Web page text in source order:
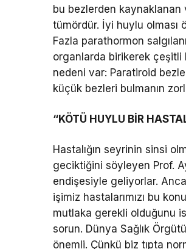
bu bezlerden
tümördür. İyi huylu olması
Fazla parathormon
organlarda birikerek çeşitli
nedeni var: Paratiroid
küçük bezleri bulmanın
“KÖTÜ HUYLU BİR
Hastalığın seyrinin sinsi
geciktiğini söyleyen Prof.
endişesiyle geliyorlar.
işimiz hastalarımızı bu
mutlaka gerekli olduğunu
sorun. Dünya Sağlık
önemli. Çünkü biz tıpta